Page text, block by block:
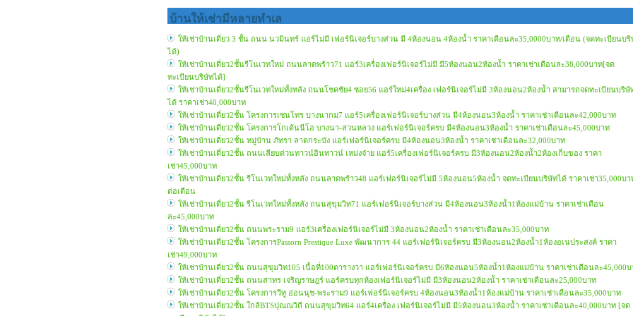
บ้านให้เช่ามีหลายทำเล
ให้เช่าบ้านเดี่ยว 3 ชั้น ถนน นวมินทร์ แอร์ไม่มี เฟอร์นิเจอร์บางส่วน มี 4ห้องนอน 4ห้องน้ำ ราคาเดือนละ35,0000บาท/เดือน (จดทะเบียนบริ
ได้)
ให้เช่าบ้านเดี่ยว2ชั้นรีโนเวทใหม่ ถนนลาดพร้าว71 แอร์3เครื่องเฟอร์นิเจอร์ไม่มี มี5ห้องนอน2ห้องน้ำ ราคาเช่าเดือนละ38,000บาท[จด
ทะเบียนบริษัทได้]
ให้เช่าบ้านเดี่ยว2ชั้นรีโนเวทใหม่ทั้งหลัง ถนนโชคชัย4 ซอย56 แอร์ใหม่4เครื่อง เฟอร์นิเจอร์ไม่มี 3ห้องนอน2ห้องน้ำ สามารถจดทะเบียนบริษั
ได้ ราคาเช่า40,000บาท
ให้เช่าบ้านเดี่ยว2ชั้น โครงการเซนโทร บางนากม7 แอร์5เครื่องเฟอร์นิเจอร์บางส่วน มี4ห้องนอน3ห้องน้ำ ราคาเช่าเดือนละ42,000บาท
ให้เช่าบ้านเดี่ยว2ชั้น โครงการโกเด้นนีโอ บางนา-สวนหลวง แอร์เฟอร์นิเจอร์ครบ มี4ห้องนอน3ห้องน้ำ ราคาเช่าเดือนละ45,000บาท
ให้เช่าบ้านเดี่ยว2ชั้น หมู่บ้าน ภัทรา ลาดกระบัง แอร์เฟอร์นิเจอร์ครบ มี4ห้องนอน3ห้องน้ำ ราคาเช่าเดือนละ32,000บาท
ให้เช่าบ้านเดี่ยว2ชั้น ถนนเลียบด่วนทาวน์อินทาวน์ เหม่งจ๋าย แอร์5เครื่องเฟอร์นิเจอร์ครบ มี3ห้องนอน2ห้องน้ำ2ห้องเก็บของ ราคา
เช่า45,000บาท
ให้เช่าบ้านเดี่ยว2ชั้น รีโนเวทใหม่ทั้งหลัง ถนนลาดพร้าว48 แอร์เฟอร์นิเจอร์ไม่มี 5ห้องนอน5ห้องน้ำ จดทะเบียนบริษัทได้ ราคาเช่า35,000บา
ต่อเดือน
ให้เช่าบ้านเดี่ยว2ชั้น รีโนเวทใหม่ทั้งหลัง ถนนสุขุมวิท71 แอร์เฟอร์นิเจอร์บางส่วน มี4ห้องนอน3ห้องน้ำ1ห้องแม่บ้าน ราคาเช่าเดือน
ละ45,000บาท
ให้เช่าบ้านเดี่ยว2ชั้น ถนนพระราม9 แอร์3เครื่องเฟอร์นิเจอร์ไม่มี 3ห้องนอน2ห้องน้ำ ราคาเช่าเดือนละ35,000บาท
ให้เช่าบ้านเดี่ยว2ชั้น โครงการPassorn Prestique Luxe พัฒนาการ 44 แอร์เฟอร์นิเจอร์ครบ มี3ห้องนอน2ห้องน้ำ1ห้องอเนประสงค์ ราคา
เช่า49,000บาท
ให้เช่าบ้านเดี่ยว2ชั้น ถนนสุขุมวิท105 เนื้อที่100ตารางวา แอร์เฟอร์นิเจอร์ครบ มี6ห้องนอน5ห้องน้ำ1ห้องแม่บ้าน ราคาเช่าเดือนละ45,000บ
ให้เช่าบ้านเดี่ยว2ชั้น ถนนสาทร เจริญราษฎร์ แอร์ครบทุกห้องเฟอร์นิเจอร์ไม่มี มี3ห้องนอน2ห้องน้ำ ราคาเช่าเดือนละ25,000บาท
ให้เช่าบ้านเดี่ยว2ชั้น โครงการวีทู อ่อนนุช-พระราม9 แอร์เฟอร์นิเจอร์ครบ 4ห้องนอน3ห้องน้ำ1ห้องแม่บ้าน ราคาเช่าเดือนละ35,000บาท
ให้เช่าบ้านเดี่ยว2ชั้น ใกล้BTSปุณณวิถี ถนนสุขุมวิท64 แอร์4เครื่อง เฟอร์นิเจอร์ไม่มี มี5ห้องนอน3ห้องน้ำ ราคาเช่าเดือนละ40,000บาท [จด